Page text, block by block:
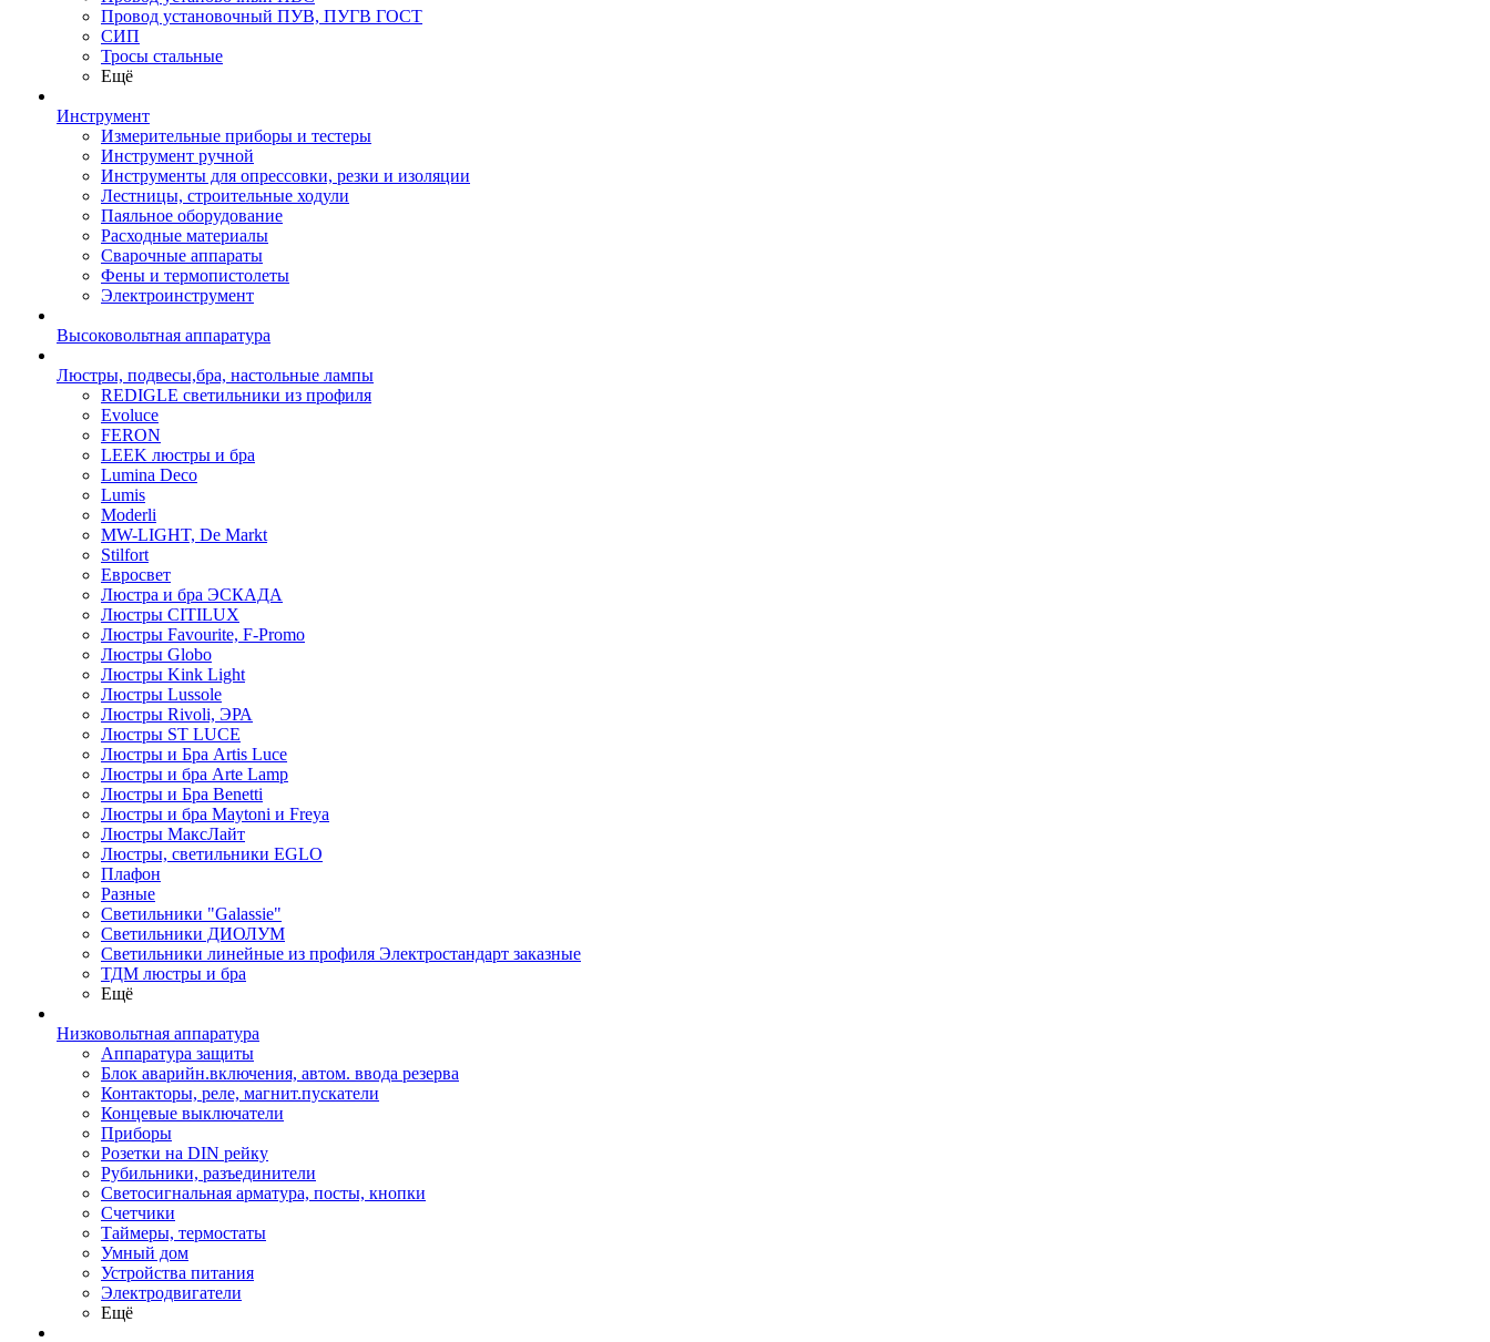
Провод установочный ПУВ, ПУГВ ГОСТ
СИП
Тросы стальные
Ещё
Инструмент
Измерительные приборы и тестеры
Инструмент ручной
Инструменты для опрессовки, резки и изоляции
Лестницы, строительные ходули
Паяльное оборудование
Расходные материалы
Сварочные аппараты
Фены и термопистолеты
Электроинструмент
Высоковольтная аппаратура
Люстры, подвесы,бра, настольные лампы
REDIGLE светильники из профиля
Evoluce
FERON
LEEK люстры и бра
Lumina Deco
Lumis
Moderli
MW-LIGHT, De Markt
Stilfort
Евросвет
Люстра и бра ЭСКАДА
Люстры CITILUX
Люстры Favourite, F-Promo
Люстры Globo
Люстры Kink Light
Люстры Lussole
Люстры Rivoli, ЭРА
Люстры ST LUCE
Люстры и Бра Artis Luce
Люстры и бра Arte Lamp
Люстры и Бра Benetti
Люстры и бра Maytoni и Freya
Люстры МаксЛайт
Люстры, светильники EGLO
Плафон
Разные
Светильники "Galassie"
Светильники ДИОЛУМ
Светильники линейные из профиля Электростандарт заказные
ТДМ люстры и бра
Ещё
Низковольтная аппаратура
Аппаратура защиты
Блок аварийн.включения, автом. ввода резерва
Контакторы, реле, магнит.пускатели
Концевые выключатели
Приборы
Розетки на DIN рейку
Рубильники, разъединители
Светосигнальная арматура, посты, кнопки
Счетчики
Таймеры, термостаты
Умный дом
Устройства питания
Электродвигатели
Ещё